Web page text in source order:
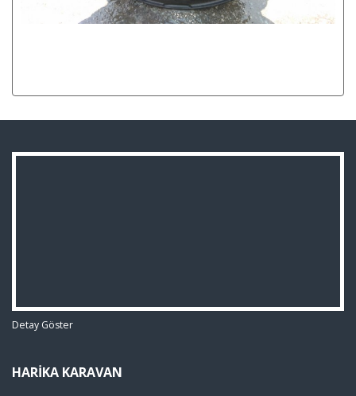
Detay Göster
HARİKA KARAVAN